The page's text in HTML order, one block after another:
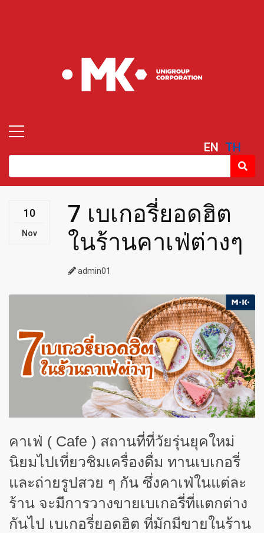
EN TH
10
Nov
7 เบเกอรี่ยอดฮิต
ในร้านคาเฟ่ต่างๆ
admin01
คาเฟ่ ( Cafe ) สถานที่ที่วัยรุ่นยุคใหม่
นิยมไปเที่ยวชิมเครื่องดื่ม ทานเบเกอรี่
และถ่ายรูปสวย ๆ กัน ซึ่งคาเฟ่ในแต่ละ
ร้าน จะมีการวางขายเบเกอรี่ที่แตกต่าง
กันไป เบเกอรี่ยอดฮิต ที่มักมีขายในร้าน